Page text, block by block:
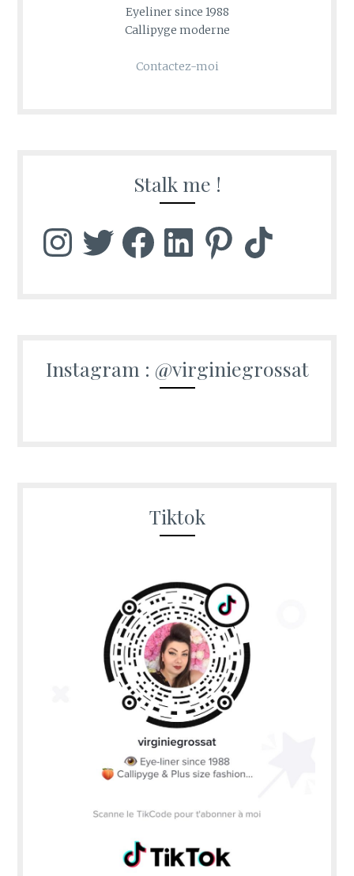
Eyeliner since 1988
Callipyge moderne
Contactez-moi
Stalk me !
InstagramTwitter FacebookLinkedInPinterest TikTok
Instagram : @virginiegrossat
Tiktok